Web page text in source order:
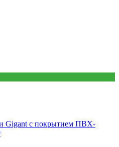
Gigant с покрытием ПВХ-